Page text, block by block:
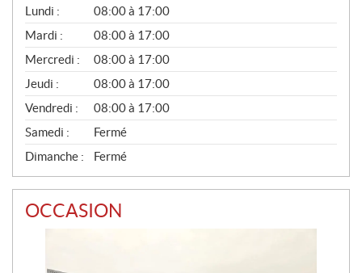
G
É
N
É
R
A
L
Lundi :
08:00 à 17:00
Mardi :
08:00 à 17:00
Mercredi :
08:00 à 17:00
Jeudi :
08:00 à 17:00
Vendredi :
08:00 à 17:00
Samedi :
Fermé
Dimanche :
Fermé
OCCASION